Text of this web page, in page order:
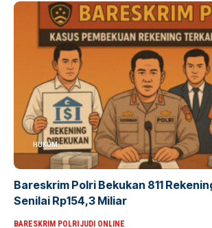
HUKUM
Bareskrim Polri Bekukan 811
Senilai Rp154,3 Miliar
BARESKRIM POLRIJUDI ONLINE